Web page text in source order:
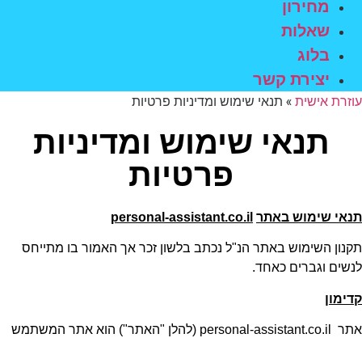
מחירון
שאלות
בלוג
יצירת קשר
עוזרת אישית» תנאי שימוש ומדיניות פרטיות
תנאי שימוש ומדיניות
פרטיות
תנאי שימוש באתר personal-assistant.co.il
תקנון השימוש באתר הנ"ל נכתב בלשון זכר אך האמור בו מתייחס
לנשים וגברים כאחד.
קדימון
אתר personal-assistant.co.il (להלן "האתר") הוא אתר המשתמש